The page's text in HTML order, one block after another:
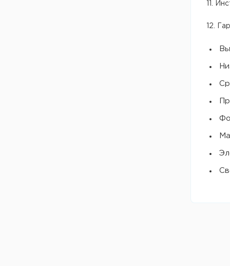
11.
12.